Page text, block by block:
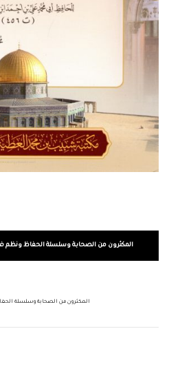
المكثرون من الصحابة وسلسلة الحفاظ ونظم
المكثرون من الصحابة وسلسلة